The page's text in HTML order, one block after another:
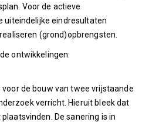
Voor de actieve
uiteindelijke eindresultaten
(grond)opbrengsten.
ontwikkelingen:
de bouw van twee vrijstaande
verricht. Hieruit bleek dat
De sanering is in